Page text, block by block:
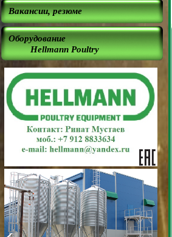
Вакансии, резюме
Оборудование
Hellmann Poultry